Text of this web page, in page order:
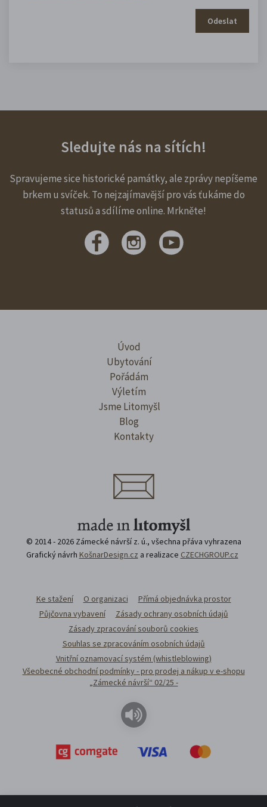
Odeslat
Sledujte nás na sítích!
Spravujeme sice historické památky, ale zprávy nepíšeme
brkem u svíček. To nejzajímavější pro vás ťukáme do
statusů a sdílíme online. Mrkněte!
Úvod
Ubytování
Pořádám
Výletím
Jsme Litomyšl
Blog
Kontakty
© 2014 - 2026 Zámecké návrší z. ú., všechna přáva vyhrazena
Grafický návrh KošnarDesign.cz a realizace CZECHGROUP.cz
Ke stažení O organizaci
Přímá objednávka prostor
Půjčovna vybavení
Zásady ochrany osobních údajů
Zásady zpracování souborů cookies
Souhlas se zpracováním osobních údajů
Vnitřní oznamovací systém (whistleblowing)
Všeobecné obchodní podmínky - pro prodej a nákup v e-shopu
„Zámecké návrší“ 02/25 -